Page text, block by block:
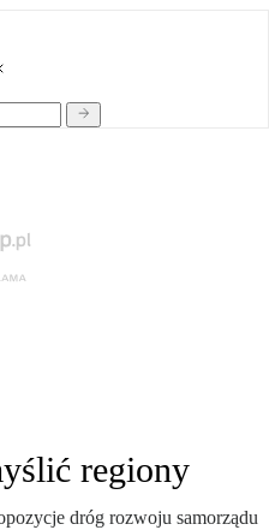
regiony
dróg rozwoju samorządu